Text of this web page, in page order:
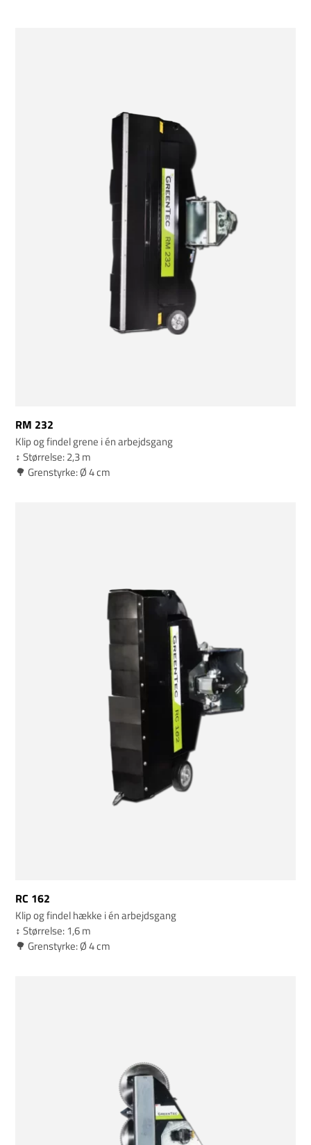
RM 232
Klip og findel grene i én arbejdsgang
↕️ Størrelse: 2,3 m
🌳 Grenstyrke: Ø 4 cm
RC 162
Klip og findel hække i én arbejdsgang
↕️ Størrelse: 1,6 m
🌳 Grenstyrke: Ø 4 cm